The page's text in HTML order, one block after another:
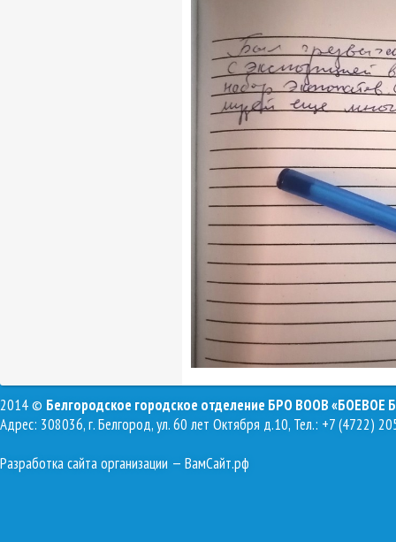
2014 © Белгородское городское отделение БРО ВООВ «БОЕВОЕ
Адрес: 308036, г. Белгород, ул. 60 лет Октября д.10, Тел.: +7 (4722)
Разработка сайта организации — ВамСайт.рф